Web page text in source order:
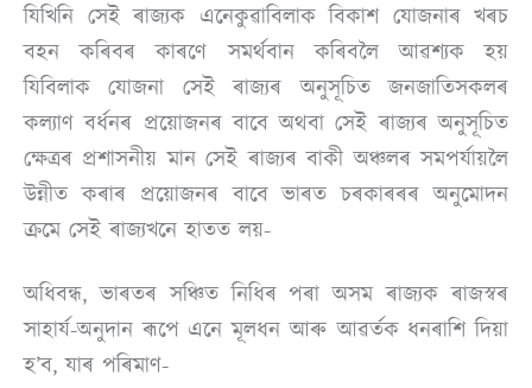
যিখিনি সেই ৰাজ্যক এনেকুৱাবিলাক বিকাশ যোজনাৰ খৰচ
বহন কৰিবৰ কাৰণে সমৰ্থবান কৰিবলৈ আৱশ্যক হয়
যিবিলাক যোজনা সেই ৰাজ্যৰ অনুসূচিত জনজাতিসকলৰ
কল্যাণ বৰ্ধনৰ প্ৰয়োজনৰ বাবে অথবা সেই ৰাজ্যৰ অনুসূচিত
ক্ষেত্ৰৰ প্ৰশাসনীয় মান সেই ৰাজ্যৰ বাকী অঞ্চলৰ সমপৰ্যায়লৈ
উন্নীত কৰাৰ প্ৰয়োজনৰ বাবে ভাৰত চৰকাৰৰৰ অনুমোদন
ক্ৰমে সেই ৰাজ্যখনে হাতত লয়-
অধিবন্ধ, ভাৰতৰ সঞ্চিত নিধিৰ পৰা অসম ৰাজ্যক ৰাজস্বৰ
সাহাৰ্য-অনুদান ৰূপে এনে মূলধন আৰু আৱৰ্তক ধনৰাশি দিয়া
হ’ব, যাৰ পৰিমাণ-